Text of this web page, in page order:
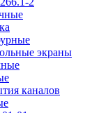
экраны
каналов